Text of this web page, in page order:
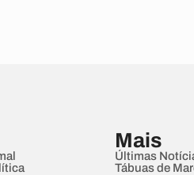
Mais
Últimas
Tábuas de